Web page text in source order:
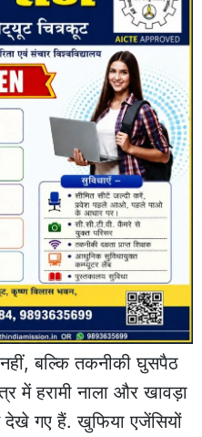
नहीं, बल्कि तकनीकी घुसपैठ
में हरामी नाला और खावड़ा
देखे गए हैं. खुफिया एजेंसियों